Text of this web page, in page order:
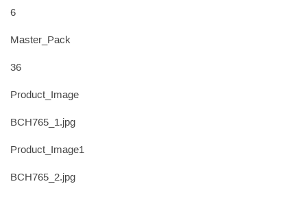
6
Master_Pack
36
Product_Image
BCH765_1.jpg
Product_Image1
BCH765_2.jpg